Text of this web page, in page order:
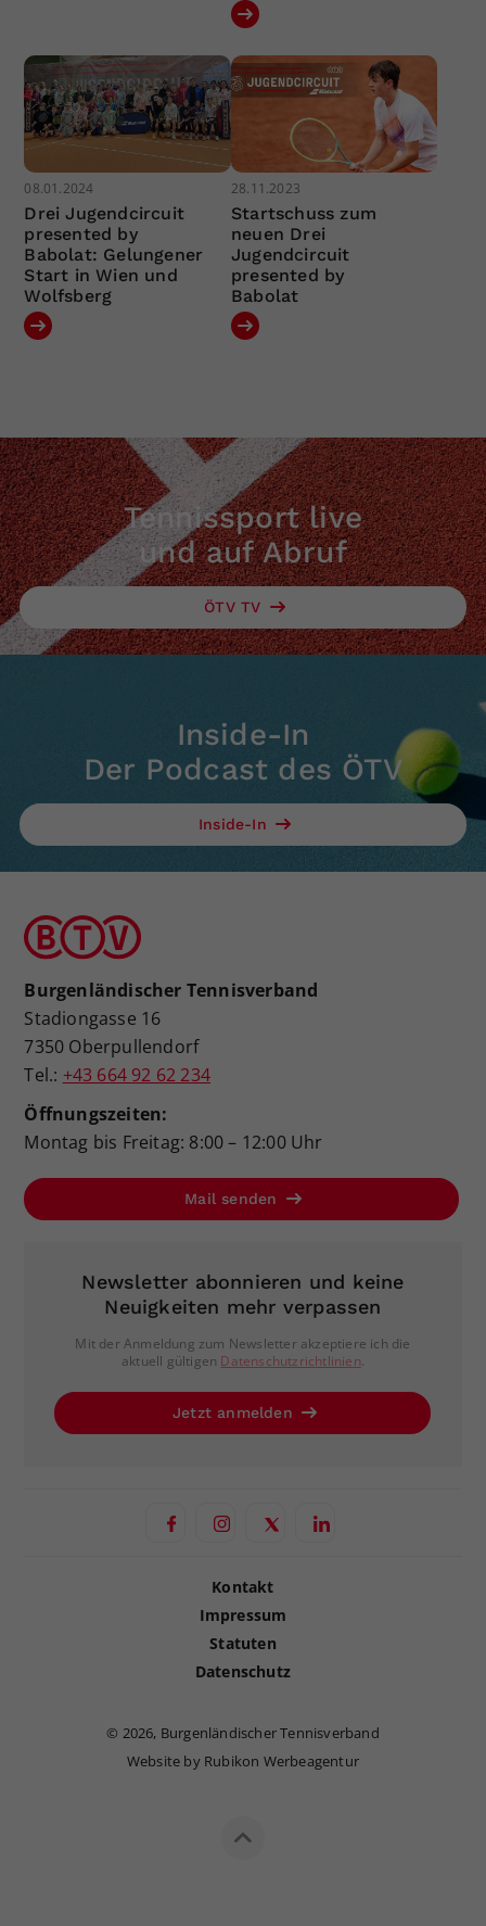
08.01.2024
Drei Jugendcircuit
presented by
Babolat: Gelungener
Start in Wien und
Wolfsberg
28.11.2023
Startschuss zum
neuen Drei
Jugendcircuit
presented by
Babolat
Tennissport live
und auf Abruf
ÖTV TV
Inside-In
Der Podcast des ÖTV
Inside-In
Burgenländischer Tennisverband
Stadiongasse 16
7350 Oberpullendorf
Tel.: +43 664 92 62 234
Öffnungszeiten:
Montag bis Freitag: 8:00 – 12:00 Uhr
Mail senden
Newsletter abonnieren und keine
Neuigkeiten mehr verpassen
Mit der Anmeldung zum Newsletter akzeptiere ich die
aktuell gültigen Datenschutzrichtlinien.
Jetzt anmelden
Kontakt
Impressum
Statuten
Datenschutz
© 2026, Burgenländischer Tennisverband
Website by Rubikon Werbeagentur